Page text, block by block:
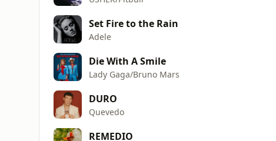
Set Fire to the Rain
Adele
Die With A Smile
Lady Gaga/Bruno Mars
DURO
Quevedo
REMEDIO